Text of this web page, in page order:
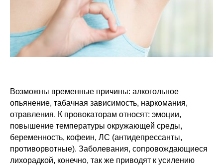
Возможны временные причины: алкогольное
опьянение, табачная зависимость, наркомания,
отравления. К провокаторам относят: эмоции,
повышение температуры окружающей среды,
беременность, кофеин, ЛС (антидепрессанты,
противорвотные). Заболевания, сопровождающиеся
лихорадкой, конечно, так же приводят к усилению